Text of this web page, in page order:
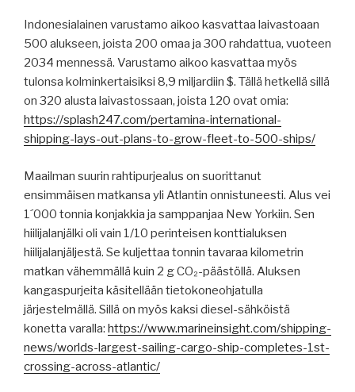
Indonesialainen varustamo aikoo kasvattaa laivastoaan
500 alukseen, joista 200 omaa ja 300 rahdattua, vuoteen
2034 mennessä. Varustamo aikoo kasvattaa myös
tulonsa kolminkertaisiksi 8,9 miljardiin $. Tällä hetkellä sillä
on 320 alusta laivastossaan, joista 120 ovat omia:
https://splash247.com/pertamina-international-
shipping-lays-out-plans-to-grow-fleet-to-500-ships/
Maailman suurin rahtipurjealus on suorittanut
ensimmäisen matkansa yli Atlantin onnistuneesti. Alus vei
1´000 tonnia konjakkia ja samppanjaa New Yorkiin. Sen
hiilijalanjälki oli vain 1/10 perinteisen konttialuksen
hiilijalanjäljestä. Se kuljettaa tonnin tavaraa kilometrin
matkan vähemmällä kuin 2 g CO₂-päästöllä. Aluksen
kangaspurjeita käsitellään tietokoneohjatulla
järjestelmällä. Sillä on myös kaksi diesel-sähköistä
konetta varalla: https://www.marineinsight.com/shipping-
news/worlds-largest-sailing-cargo-ship-completes-1st-
crossing-across-atlantic/